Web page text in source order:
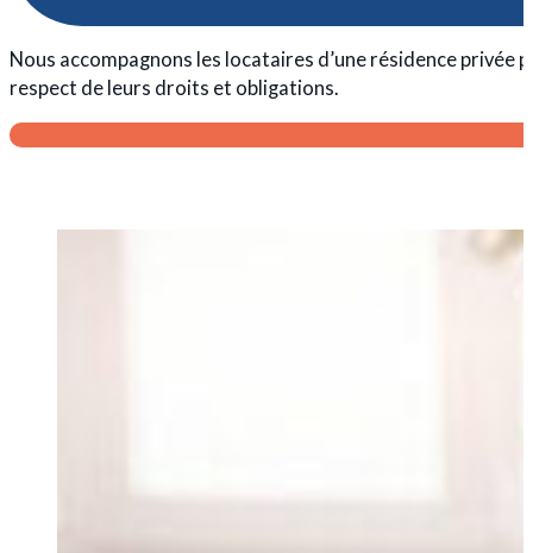
Nous accompagnons les locataires d’une résidence privée
respect de leurs droits et obligations.